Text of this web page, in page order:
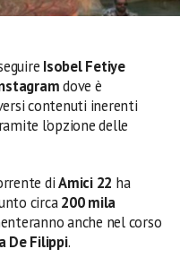
Isobel Fetiye
dove è
contenuti inerenti
l’opzione delle
diAmici 22 ha
circa200 mila
anche nel corso
De Filippi.